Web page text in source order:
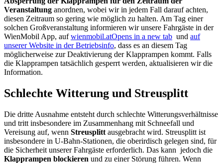
Veranstaltung anordnen, wobei wir in jedem Fall darauf achten,
diesen Zeitraum so gering wie möglich zu halten. Am Tag einer
solchen Großveranstaltung informieren wir unsere Fahrgäste in der
WienMobil App, aufwienmobil.atOpens in a new tab und auf
unserer Website in der Betriebsinfo, dass es an diesem Tag
möglicherweise zur Deaktivierung der Klapprampen kommt. Falls
die Klapprampen tatsächlich gesperrt werden, aktualisieren wir die
Information.
Schlechte Witterung und Streusplitt
Die dritte Ausnahme entsteht durch schlechte Witterungsverhältnisse
und tritt insbesondere im Zusammenhang mit Schneefall und
Vereisung auf, wenn Streusplitt ausgebracht wird. Streusplitt ist
insbesondere in U-Bahn-Stationen, die oberirdisch gelegen sind, für
die Sicherheit unserer Fahrgäste erforderlich. Das kann jedoch die
Klapprampen blockieren und zu einer Störung führen. Wenn